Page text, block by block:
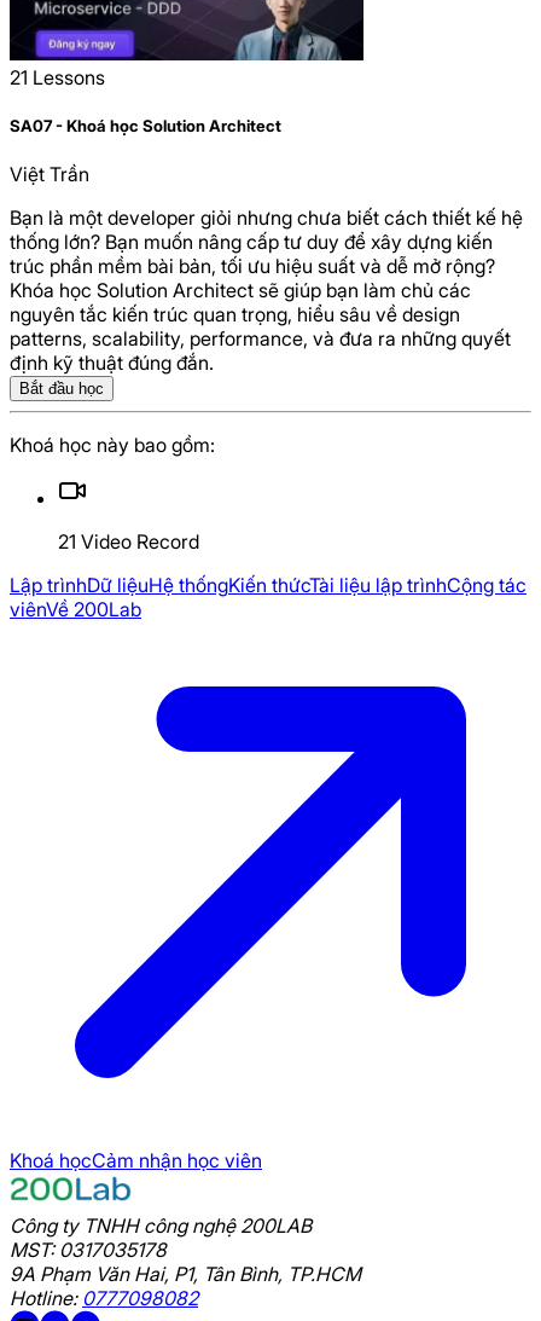
videoKhai giảng
Lesson 01 - Intro and Mindset SA
21 Lessons
SA07 - Khoá học Solution Architect
Việt Trần
Bạn là một developer giỏi nhưng chưa biết cách thiết kế hệ
thống lớn? Bạn muốn nâng cấp tư duy để xây dựng kiến
trúc phần mềm bài bản, tối ưu hiệu suất và dễ mở rộng?
Khóa học Solution Architect sẽ giúp bạn làm chủ các
nguyên tắc kiến trúc quan trọng, hiểu sâu về design
patterns, scalability, performance, và đưa ra những quyết
định kỹ thuật đúng đắn.
Bắt đầu học
Khoá học này bao gồm:
21 Video Record
Lập trìnhDữ liệuHệ thốngKiến thứcTài liệu lập trìnhCộng tác
viênVề 200Lab
Khoá họcCảm nhận học viên
Công ty TNHH công nghệ 200LAB
MST: 0317035178
9A Phạm Văn Hai, P1, Tân Bình, TP.HCM
Hotline: 0777098082